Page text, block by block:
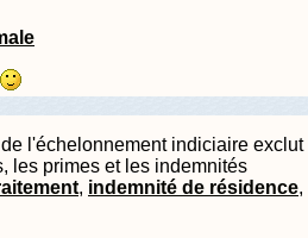
l'échelonnement indiciaire exclut
les primes et les indemnités
, indemnité de résidence,